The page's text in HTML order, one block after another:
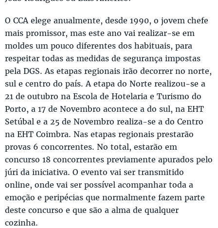
O CCA elege anualmente, desde 1990, o jovem chefe
mais promissor, mas este ano vai realizar-se em
moldes um pouco diferentes dos habituais, para
respeitar todas as medidas de segurança impostas
pela DGS. As etapas regionais irão decorrer no norte,
sul e centro do país. A etapa do Norte realizou-se a
21 de outubro na Escola de Hotelaria e Turismo do
Porto, a 17 de Novembro acontece a do sul, na EHT
Setúbal e a 25 de Novembro realiza-se a do Centro
na EHT Coimbra. Nas etapas regionais prestarão
provas 6 concorrentes. No total, estarão em
concurso 18 concorrentes previamente apurados pelo
júri da iniciativa. O evento vai ser transmitido
online, onde vai ser possível acompanhar toda a
emoção e peripécias que normalmente fazem parte
deste concurso e que são a alma de qualquer
cozinha.